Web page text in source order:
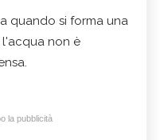
quando si forma una
l'acqua non è
la pubblicità